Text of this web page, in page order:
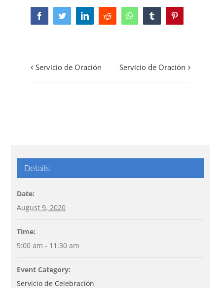
FacebookTwitterLinkedInReddit WhatsappTumblr
Event
Servicio de Oración Servicio de Oración
Details
Date:
August 9, 2020
Time:
9:00 am - 11:30 am
Event Category:
Servicio de Celebración